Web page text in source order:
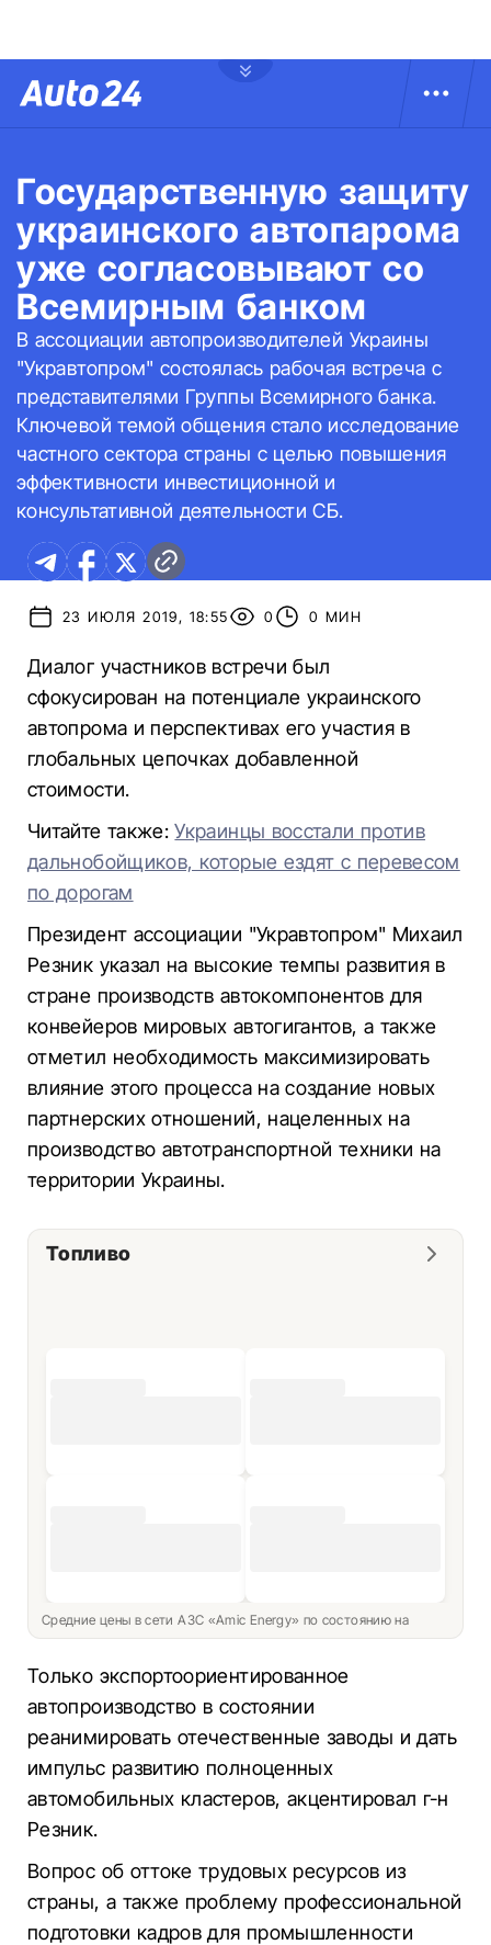
Государственную защиту
украинского автопарома
уже согласовывают со
Всемирным банком
В ассоциации автопроизводителей Украины
"Укравтопром" состоялась рабочая встреча с
представителями Группы Всемирного банка.
Ключевой темой общения стало исследование
частного сектора страны с целью повышения
эффективности инвестиционной и
консультативной деятельности СБ.
23 ИЮЛЯ 2019, 18:55 0 0 МИН
Диалог участников встречи был
сфокусирован на потенциале украинского
автопрома и перспективах его участия в
глобальных цепочках добавленной
стоимости.
Читайте также:Украинцы восстали против
дальнобойщиков, которые ездят с перевесом
по дорогам
Президент ассоциации "Укравтопром" Михаил
Резник указал на высокие темпы развития в
стране производств автокомпонентов для
конвейеров мировых автогигантов, а также
отметил необходимость максимизировать
влияние этого процесса на создание новых
партнерских отношений, нацеленных на
производство автотранспортной техники на
территории Украины.
Топливо
Средние цены в сети АЗС «Amic Energy» по состоянию на
Только экспортоориентированное
автопроизводство в состоянии
реанимировать отечественные заводы и дать
импульс развитию полноценных
автомобильных кластеров, акцентировал г-н
Резник.
Вопрос об оттоке трудовых ресурсов из
страны, а также проблему профессиональной
подготовки кадров для промышленности